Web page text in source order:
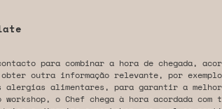
para combinar a hora de chegada,
outra informação relevante, por
alergias alimentares, para garantir a
o Chef chega à hora acordada com